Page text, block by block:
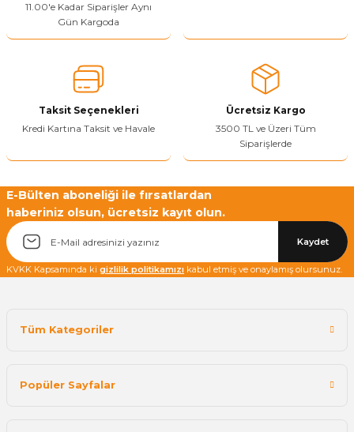
11.00'e Kadar Siparişler Aynı
Gün Kargoda
Taksit Seçenekleri
Kredi Kartına Taksit ve Havale
Ücretsiz Kargo
3500 TL ve Üzeri Tüm
Siparişlerde
E-Bülten aboneliği ile fırsatlardan
haberiniz olsun, ücretsiz kayıt olun.
Kaydet
KVKK Kapsamında ki gizlilik politikamızı kabul etmiş ve onaylamış olursunuz.
Tüm Kategoriler
Popüler Sayfalar